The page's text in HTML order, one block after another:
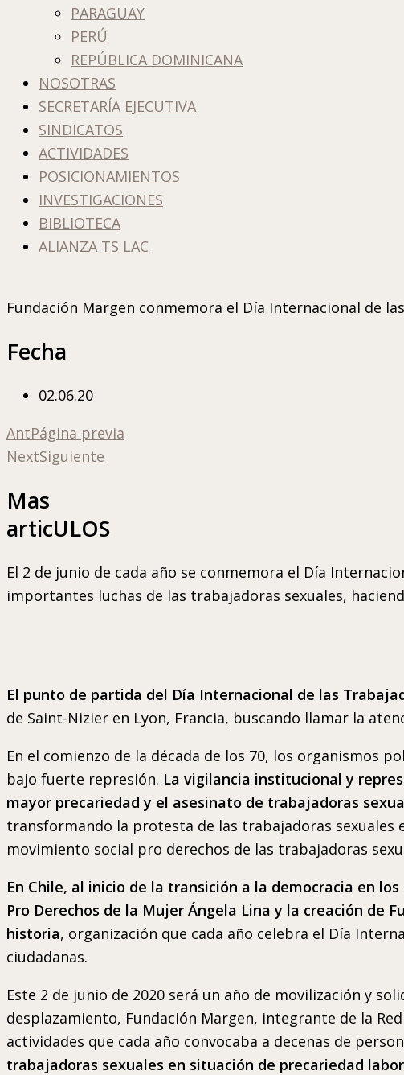
PARAGUAY
PERÚ
REPÚBLICA DOMINICANA
NOSOTRAS
SECRETARÍA EJECUTIVA
SINDICATOS
ACTIVIDADES
POSICIONAMIENTOS
INVESTIGACIONES
BIBLIOTECA
ALIANZA TS LAC
Fundación Margen conmemora el Día Internacional de
Fecha
02.06.20
AntPágina previa
NextSiguiente
Mas
articULOS
El 2 de junio de cada año se conmemora el Día
importantes luchas de las trabajadoras sexuales,
El punto de partida del Día Internacional de las
de Saint-Nizier en Lyon, Francia, buscando llamar la
En el comienzo de la década de los 70, los organismos
bajo fuerte represión. La vigilancia institucional y
mayor precariedad y el asesinato de trabajadoras
transformando la protesta de las trabajadoras sexuales
movimiento social pro derechos de las trabajadoras
En Chile, al inicio de la transición a la democracia en
Pro Derechos de la Mujer Ángela Lina y la creación de
historia, organización que cada año celebra el Día
ciudadanas.
Este 2 de junio de 2020 será un año de movilización y
desplazamiento, Fundación Margen, integrante de la
actividades que cada año convocaba a decenas de
trabajadoras sexuales en situación de precariedad